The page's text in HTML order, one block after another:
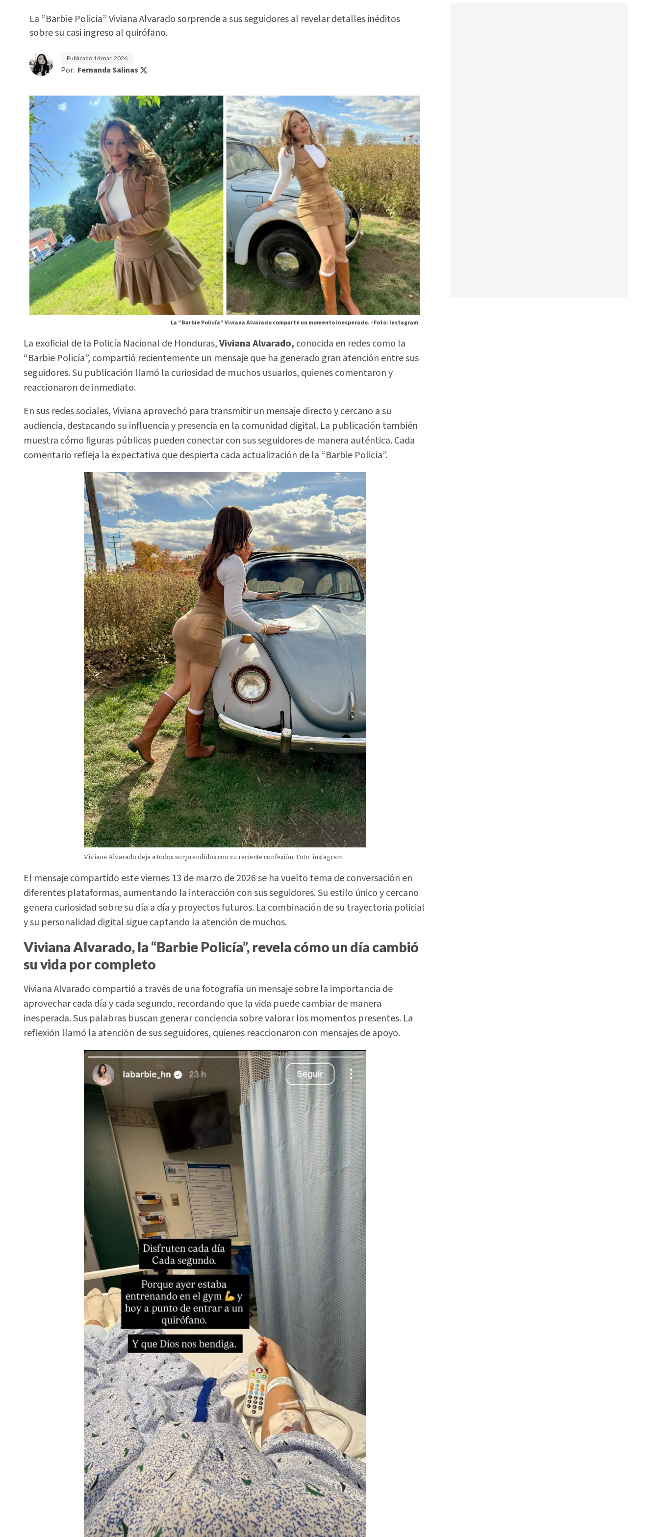
La “Barbie Policía” Viviana Alvarado sorprende a sus seguidores al revelar detalles inéditos
sobre su casi ingreso al quirófano.
Publicado 14 mar. 2026
Por: Fernanda Salinas
La “Barbie Policía” Viviana Alvarado comparte un momento inesperado. -Foto: Instagram
La exoficial de la Policía Nacional de Honduras,Viviana Alvarado, conocida en redes como la
“Barbie Policía”, compartió recientemente un mensaje que ha generado gran atención entre sus
seguidores. Su publicación llamó la curiosidad de muchos usuarios, quienes comentaron y
reaccionaron de inmediato.
En sus redes sociales, Viviana aprovechó para transmitir un mensaje directo y cercano a su
audiencia, destacando su influencia y presencia en la comunidad digital. La publicación también
muestra cómo figuras públicas pueden conectar con sus seguidores de manera auténtica. Cada
comentario refleja la expectativa que despierta cada actualización de la “Barbie Policía”.
Viviana Alvarado deja a todos sorprendidos con su reciente confesión. Foto: instagram
El mensaje compartido este viernes 13 de marzo de 2026 se ha vuelto tema de conversación en
diferentes plataformas, aumentando la interacción con sus seguidores. Su estilo único y cercano
genera curiosidad sobre su día a día y proyectos futuros. La combinación de su trayectoria policial
y su personalidad digital sigue captando la atención de muchos.
Viviana Alvarado, la “Barbie Policía”, revela cómo un día cambió
su vida por completo
Viviana Alvarado compartió a través de una fotografía un mensaje sobre la importancia de
aprovechar cada día y cada segundo, recordando que la vida puede cambiar de manera
inesperada. Sus palabras buscan generar conciencia sobre valorar los momentos presentes. La
reflexión llamó la atención de sus seguidores, quienes reaccionaron con mensajes de apoyo.